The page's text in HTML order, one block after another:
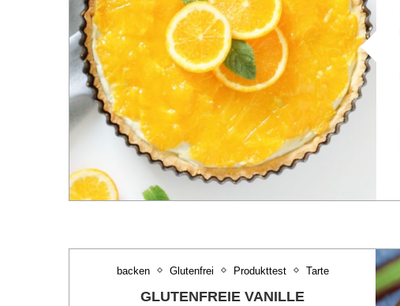
backen Glutenfrei Produkttest Tarte
GLUTENFREIE VANILLE